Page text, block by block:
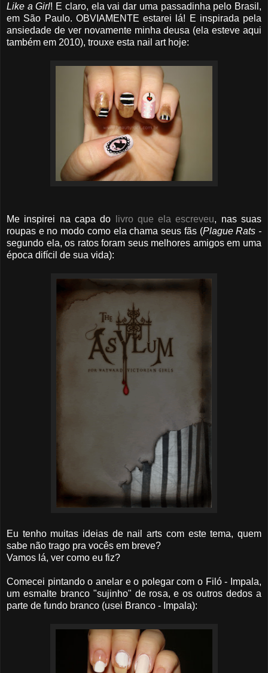
Like a Girl! E claro, ela vai dar uma passadinha pelo Brasil,
em São Paulo. OBVIAMENTE estarei lá! E inspirada pela
ansiedade de ver novamente minha deusa (ela esteve aqui
também em 2010), trouxe esta nail art hoje:
Me inspirei na capa do livro que ela escreveu, nas suas
roupas e no modo como ela chama seus fãs (Plague Rats -
segundo ela, os ratos foram seus melhores amigos em uma
época difícil de sua vida):
Eu tenho muitas ideias de nail arts com este tema, quem
sabe não trago pra vocês em breve?
Vamos lá, ver como eu fiz?
Comecei pintando o anelar e o polegar com o Filó - Impala,
um esmalte branco "sujinho" de rosa, e os outros dedos a
parte de fundo branco (usei Branco - Impala):